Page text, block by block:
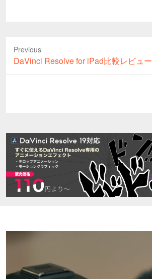
Previous
Previous
post:
DaVinci Resolve for iPad比較レビュー